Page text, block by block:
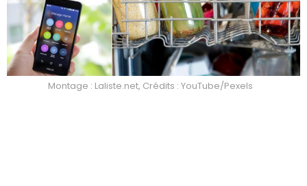
Montage : Laliste.net, Crédits : YouTube/Pexels